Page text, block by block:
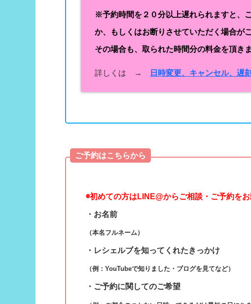
※予約時間を２０分以上遅れられますと、
か、もしくはお断りさせていただく場合が
その場合も、取られた時間分の料金を頂きま
詳しくは → 日時変更、キャンセル、遅
ご予約はこちらから
◉初めての方はLINE@からご相談・ご予約を
・お名前
（本名フルネーム）
・レシェルブを知ってくれたきっかけ
（例：YouTubeで知りました・ブログを見てなど）
・ご予約に関してのご希望